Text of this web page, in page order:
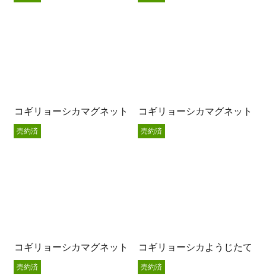
コギリョーシカマグネット コギリョーシカマグネット
コギリョーシカマグネット
売約済
コギリョーシカようじたて
売約済
売約済 売約済